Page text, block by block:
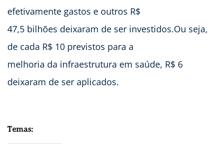
efetivamente gastos e outros R$
47,5 bilhões deixaram de ser investidos.Ou seja,
de cada R$ 10 previstos para a
melhoria da infraestrutura em saúde, R$ 6
deixaram de ser aplicados.
Temas: